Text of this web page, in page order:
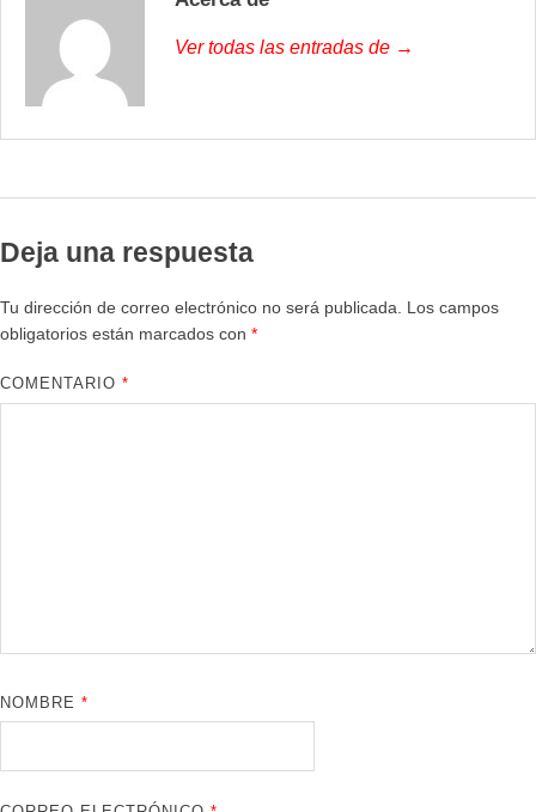
Ver todas las entradas de →
Deja una respuesta
Tu dirección de correo electrónico no será publicada. Los campos
obligatorios están marcados con *
COMENTARIO*
NOMBRE*